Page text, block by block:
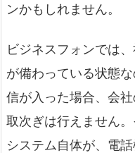
ンかもしれません。
ビジネスフォンでは
が備わっている状態
信が入った場合、会
取次ぎは行えません
システム自体が、電